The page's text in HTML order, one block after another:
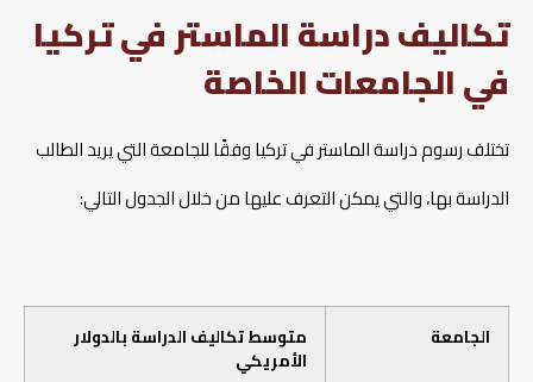
تكاليف دراسة الماستر في تركيا
في الجامعات الخاصة
تختلف رسوم دراسة الماستر في تركيا وفقًا للجامعة التي يريد الطالب
الدراسة بها، والتي يمكن التعرف عليها من خلال الجدول التالي:
الجامعة متوسط تكاليف الدراسة بالدولار
الأمريكي